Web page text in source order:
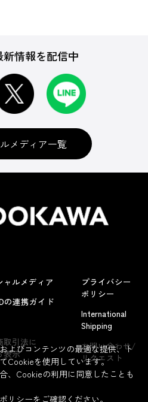
よくあるお問い合わせ
情報を配信中
メディア一覧
ャルメディア
の連携ガイド
取引法に
表示
プライバシー
ポリシー
International
Shipping
お問い合わせ/
リクエスト
よびコンテンツの最適な提供、ト
Cookieを使用しています。
、Cookieの利用に同意したことも
リシーをご確認ください。